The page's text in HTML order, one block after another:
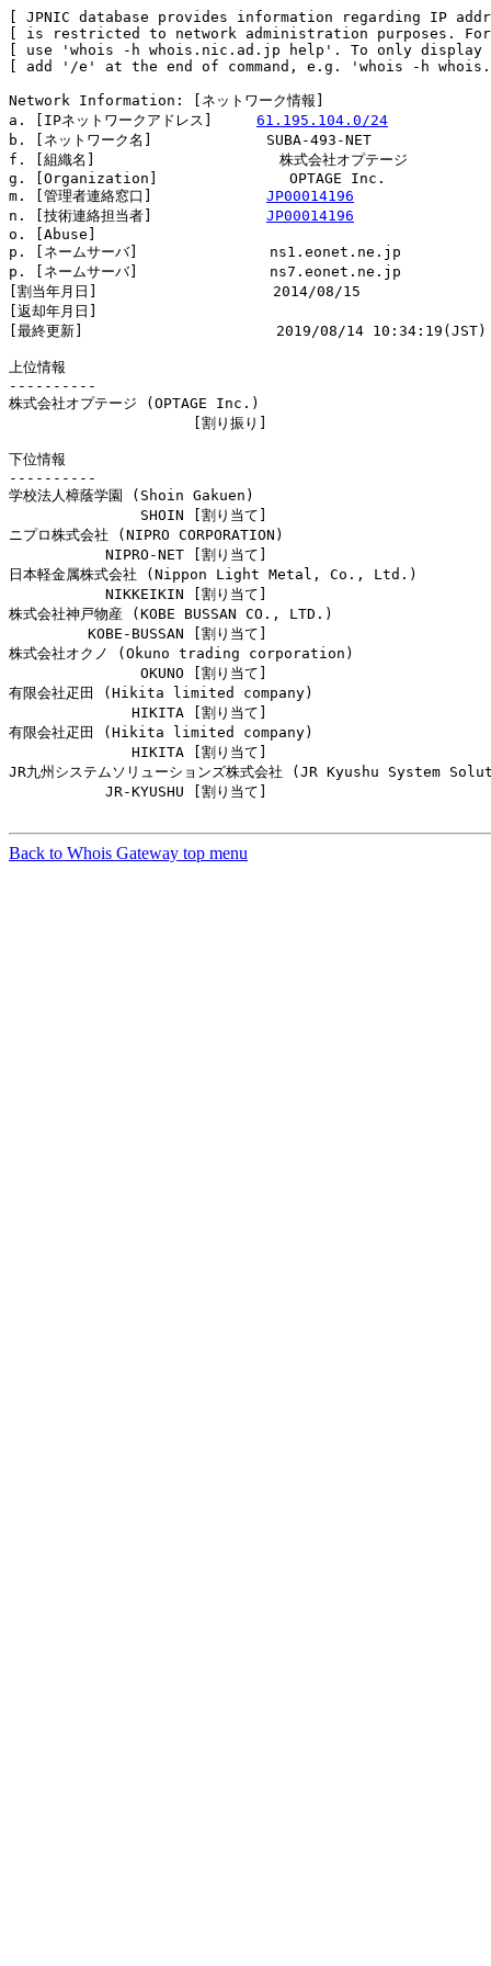
[ JPNIC database provides information regarding IP
[ is restricted to network administration purposes.
[ use 'whois -h whois.nic.ad.jp help'. To only
[ add '/e' at the end of command, e.g. 'whois -h
Network Information: [ネットワーク情報]
a. [IPネットワークアドレス] 61.195.104.0/24
b. [ネットワーク名]             SUBA-493-NET
f. [組織名]                     株式会社オプテージ
g. [Organization]               OPTAGE Inc.
m. [管理者連絡窓口] JP00014196
n. [技術連絡担当者] JP00014196
o. [Abuse]
p. [ネームサーバ]               ns1.eonet.ne.jp
p. [ネームサーバ]               ns7.eonet.ne.jp
[割当年月日]                    2014/08/15
[返却年月日]
[最終更新]                      2019/08/14 10:34:19(JST)
上位情報
----------
株式会社オプテージ (OPTAGE Inc.)
[割り
下位情報
----------
学校法人樟蔭学園 (Shoin Gakuen)
SHOIN [割り
ニプロ株式会社 (NIPRO CORPORATION)
NIPRO-NET [割り
日本軽金属株式会社 (Nippon Light Metal, Co., Ltd.)
NIKKEIKIN [割り当
株式会社神戸物産 (KOBE BUSSAN CO., LTD.)
KOBE-BUSSAN [割り当
株式会社オクノ (Okuno trading corporation)
OKUNO [割り当
有限会社疋田 (Hikita limited company)
HIKITA [割り当
有限会社疋田 (Hikita limited company)
HIKITA [割り当
JR九州システムソリューションズ株式会社 (JR Kyushu System
JR-KYUSHU [割り当
Back to Whois Gateway top menu